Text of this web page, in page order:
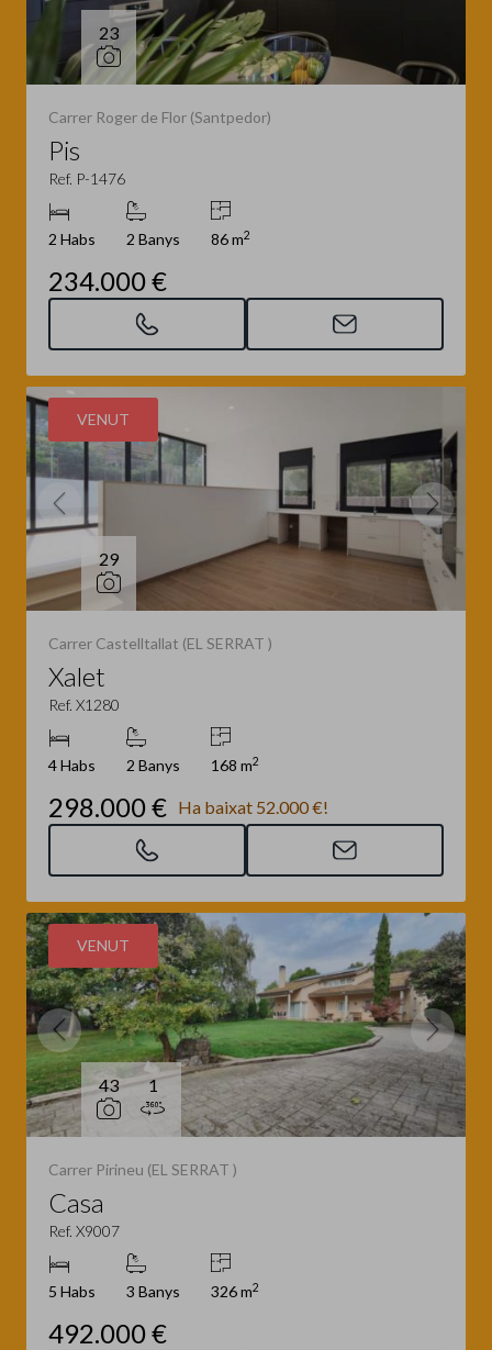
23
Carrer Roger de Flor (Santpedor)
Pis
Ref. P-1476
2 Habs 2 Banys 86 m2
234.000 €
VENUT
29
Carrer Castelltallat (EL SERRAT )
Xalet
Ref. X1280
4 Habs 2 Banys 168 m2
298.000 € Ha baixat 52.000 €!
VENUT
43 1
Carrer Pirineu (EL SERRAT )
Casa
Ref. X9007
5 Habs 3 Banys 326 m2
492.000 €